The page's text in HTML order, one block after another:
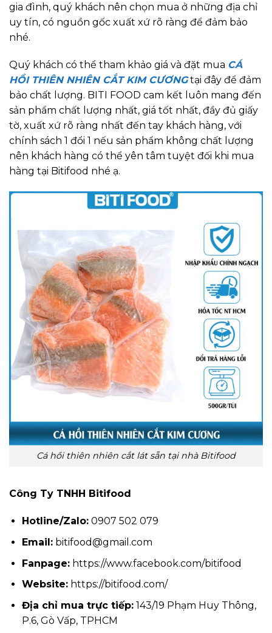
gia đình, quý khách nên chọn mua ở những địa chỉ
uy tín, có nguồn gốc xuất xứ rõ ràng để đảm bảo
nhé.
Quý khách có thể tham khảo giá và đặt mua CÁ
HỒI THIÊN NHIÊN CẮT KIM CƯƠNGtại đây để đảm
bảo chất lượng. BITI FOOD cam kết luôn mang đến
sản phẩm chất lượng nhất, giá tốt nhất, đầy đủ giấy
tờ, xuất xứ rõ ràng nhất đến tay khách hàng, với
chính sách 1 đổi 1 nếu sản phẩm không chất lượng
nên khách hàng có thể yên tâm tuyệt đối khi mua
hàng tại Bitifood nhé ạ.
Cá hồi thiên nhiên cắt lát sẵn tại nhà Bitifood
Công Ty TNHH Bitifood
Hotline/Zalo:0907 502 079
Email:bitifood@gmail.com
Fanpage:https://www.facebook.com/bitifood
Website:https://bitifood.com/
Địa chỉ mua trực tiếp:143/19 Phạm Huy Thông,
P.6, Gò Vấp, TPHCM